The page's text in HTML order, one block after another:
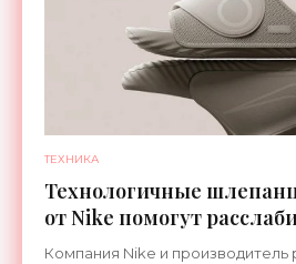
ТЕХНИКА
Технологичные
от Nike помогут
ноги после тренировки
Компания Nike и производитель